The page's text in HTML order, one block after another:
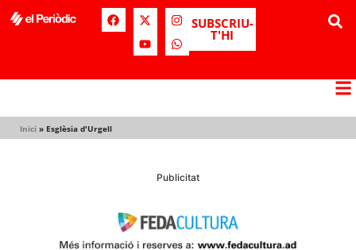
SUBSCRIU-
T'HI
Inici » Esglèsia d'Urgell
Publicitat